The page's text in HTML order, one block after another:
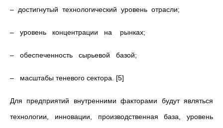
– достигнутый технологический уровень отрасли;
– уровень концентрации на рынках;
– обеспеченность сырьевой базой;
– масштабы теневого сектора. [5]
Для предприятий внутренними факторами будут являться
технологии, инновации, производственная база, уровень